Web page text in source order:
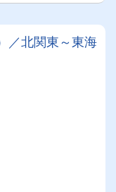
／北関東～東海